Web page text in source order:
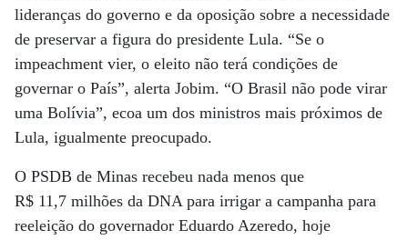
lideranças do governo e da oposição sobre a necessidade
de preservar a figura do presidente Lula. “Se o
impeachment vier, o eleito não terá condições de
governar o País”, alerta Jobim. “O Brasil não pode virar
uma Bolívia”, ecoa um dos ministros mais próximos de
Lula, igualmente preocupado.
O PSDB de Minas recebeu nada menos que
R$ 11,7 milhões da DNA para irrigar a campanha para
reeleição do governador Eduardo Azeredo, hoje